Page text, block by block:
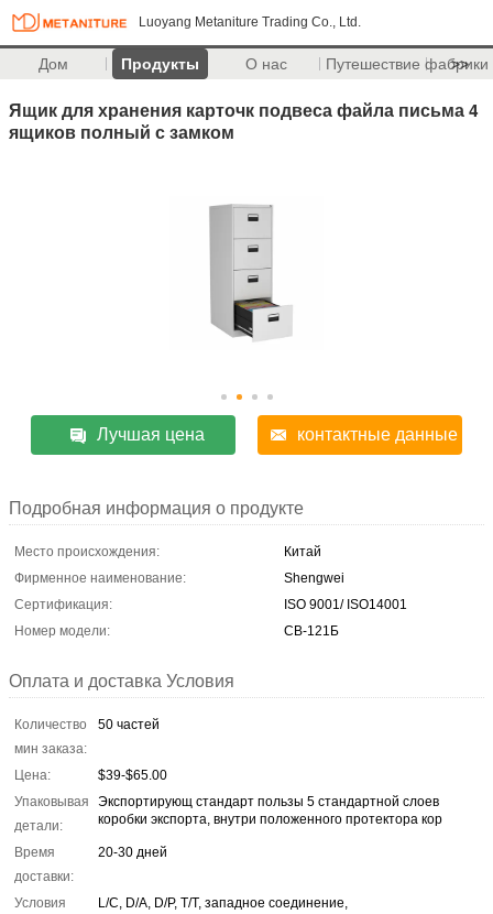
Luoyang Metaniture Trading Co., Ltd.
Дом Продукты О нас Путешествие фабрики
>>
Ящик для хранения карточк подвеса файла письма 4
ящиков полный с замком
Лучшая цена контактные данные
Подробная информация о продукте
Место происхождения:
Китай
Фирменное наименование:
Shengwei
Сертификация:
ISO 9001/ ISO14001
Номер модели:
СВ-121Б
Оплата и доставка Условия
Количество
мин заказа:
50 частей
Цена:
$39-$65.00
Упаковывая
детали:
Экспортирующ стандарт пользы 5 стандартной слоев
коробки экспорта, внутри положенного протектора кор
Время
доставки:
20-30 дней
Условия
L/C, D/A, D/P, T/T, западное соединение,